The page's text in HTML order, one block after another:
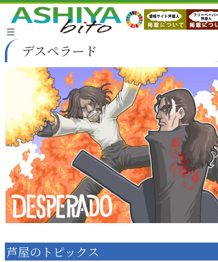
デスペラード
芦屋のトピックス